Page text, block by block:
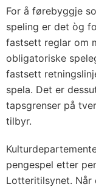
For å førebyggje
speling er det òg
fastsett reglar om
obligatoriske
fastsett
spela. Det er
tapsgrenser på
tilbyr.
pengespel etter
Lotteritilsynet. Når